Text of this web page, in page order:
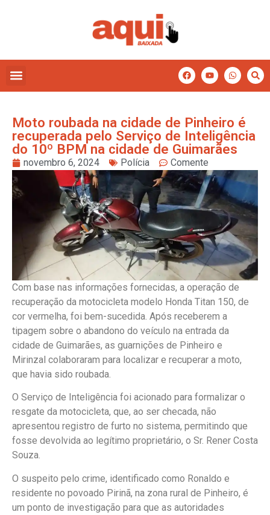
Moto roubada na cidade de Pinheiro é
recuperada pelo Serviço de Inteligência
do 10º BPM na cidade de Guimarães
novembro 6, 2024 Polícia Comente
Com base nas informações fornecidas, a operação de
recuperação da motocicleta modelo Honda Titan 150, de
cor vermelha, foi bem-sucedida. Após receberem a
tipagem sobre o abandono do veículo na entrada da
cidade de Guimarães, as guarnições de Pinheiro e
Mirinzal colaboraram para localizar e recuperar a moto,
que havia sido roubada.
O Serviço de Inteligência foi acionado para formalizar o
resgate da motocicleta, que, ao ser checada, não
apresentou registro de furto no sistema, permitindo que
fosse devolvida ao legítimo proprietário, o Sr. Rener Costa
Souza.
O suspeito pelo crime, identificado como Ronaldo e
residente no povoado Pirinã, na zona rural de Pinheiro, é
um ponto de investigação para que as autoridades